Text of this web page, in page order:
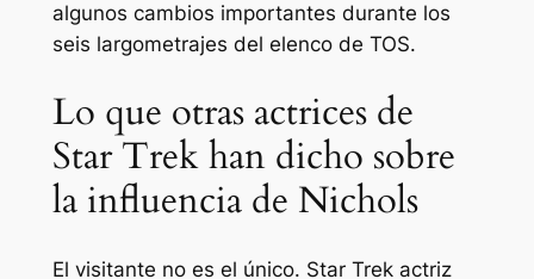
algunos cambios importantes durante los
seis largometrajes del elenco de TOS.
Lo que otras actrices de
Star Trek han dicho sobre
la influencia de Nichols
El visitante no es el único. Star Trekactriz